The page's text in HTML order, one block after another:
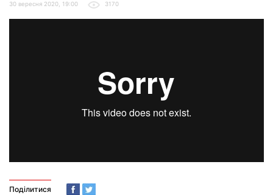
30 вересня 2020, 19:00 3170
Поділитися